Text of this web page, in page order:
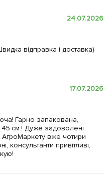
24.07.2026
відправка і доставка)
17.07.2026
Гарно запакована,
см.! Дуже задоволені
вже чотири
консультанти привітливі,